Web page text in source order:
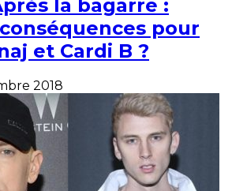
la bagarre :
pour
et Cardi B ?
2018